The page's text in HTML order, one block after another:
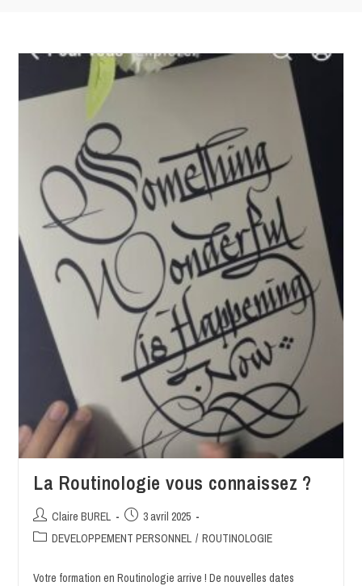
La Routinologie vous connaissez ?
Claire BUREL
3 avril 2025
DEVELOPPEMENT PERSONNEL / ROUTINOLOGIE
Votre formation en Routinologie arrive ! De nouvelles dates